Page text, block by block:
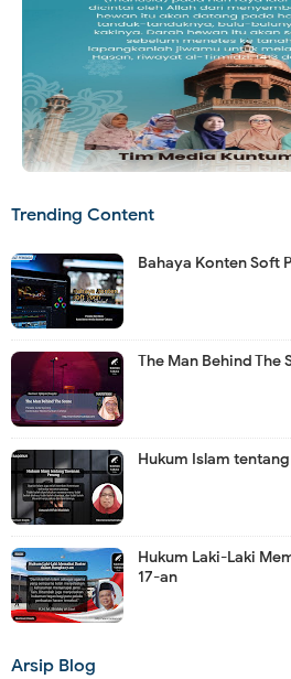
Trending Content
Bahaya Konten Soft
The Man Behind The
Hukum Islam
Hukum Laki-Laki
17-an
Arsip Blog